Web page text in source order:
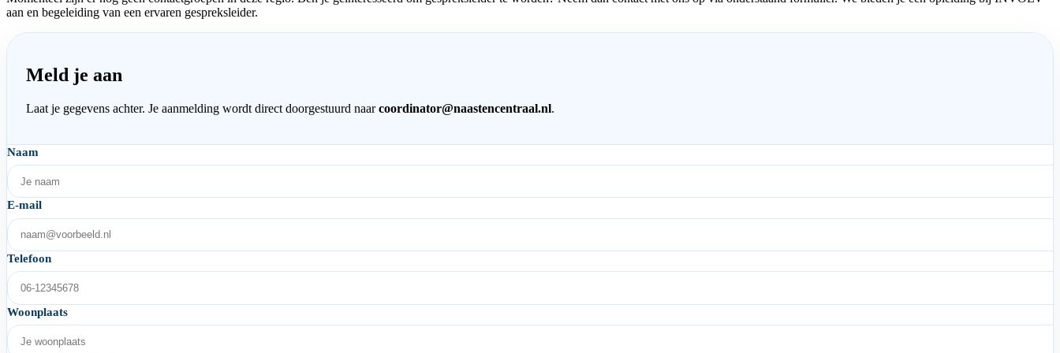
aan en begeleiding van een ervaren gespreksleider.
Meld je aan
Laat je gegevens achter. Je aanmelding wordt direct doorgestuurd naarcoordinator@naastencentraal.nl.
Naam
E-mail
Telefoon
Woonplaats